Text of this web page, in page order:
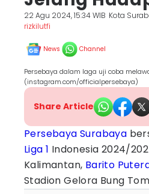
22 Agu 2024, 15:34 WIB Kota
rizkilutfi
News Channel
Persebaya dalam laga uji coba
(instagram.com/officialpersebaya)
Share Article
Persebaya Surabaya
Liga 1 Indonesia 2024/
Kalimantan, Barito
Stadion Gelora Bung